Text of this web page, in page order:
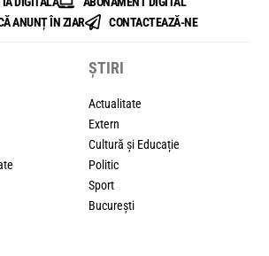
ANUNȚ ÎN ZIAR
CONTACTEAZĂ-NE
ȘTIRI
Actualitate
Extern
Cultură și Educație
Politic
Sport
București